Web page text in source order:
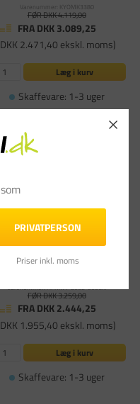
Varenummer: KYOMK3380
FØR DKK 4.119,00
FRA DKK 3.089,25
2.471,40 ekskl. moms)
Læg i kurv
Skaffevare: 1-3 uger
Varenummer: HPRM1-8062-000CN
FØR DKK 3.259,00
FRA DKK 2.444,25
1.955,40 ekskl. moms)
Læg i kurv
Skaffevare: 1-3 uger
PRIVATPERSON
Priser inkl. moms